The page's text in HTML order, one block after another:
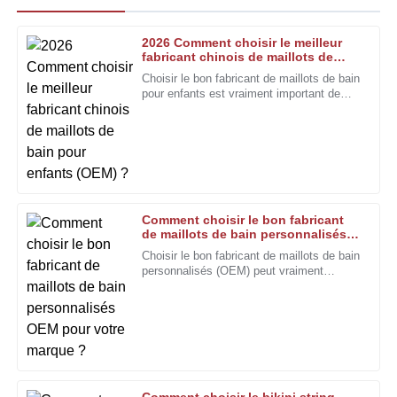
2026 Comment choisir le meilleur
fabricant chinois de maillots de
bain pour enfants (OEM) ?
Choisir le bon fabricant de maillots de bain
pour enfants est vraiment important de
Comment choisir le bon fabricant
de maillots de bain personnalisés
OEM pour votre marque ?
Choisir le bon fabricant de maillots de bain
personnalisés (OEM) peut vraiment
Lee
Je suis pleinement satisfait de la qualité du produit et de
15 Janvier
É
Nelson
La qualité du produit est excellente. L'amabilité et la
compétence du personnel d'assistance ont été un atout
01 Février 2026